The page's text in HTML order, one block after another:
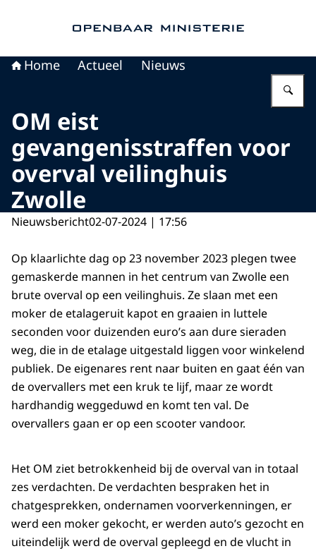
Home Actueel Nieuws
OM eist
gevangenisstraffen voor
overval veilinghuis
Zwolle
Nieuwsbericht02-07-2024 | 17:56
Op klaarlichte dag op 23 november 2023 plegen twee
gemaskerde mannen in het centrum van Zwolle een
brute overval op een veilinghuis. Ze slaan met een
moker de etalageruit kapot en graaien in luttele
seconden voor duizenden euro’s aan dure sieraden
weg, die in de etalage uitgestald liggen voor winkelend
publiek. De eigenares rent naar buiten en gaat één van
de overvallers met een kruk te lijf, maar ze wordt
hardhandig weggeduwd en komt ten val. De
overvallers gaan er op een scooter vandoor.
Het OM ziet betrokkenheid bij de overval van in totaal
zes verdachten. De verdachten bespraken het in
chatgesprekken, ondernamen voorverkenningen, er
werd een moker gekocht, er werden auto’s gezocht en
uiteindelijk werd de overval gepleegd en de vlucht in